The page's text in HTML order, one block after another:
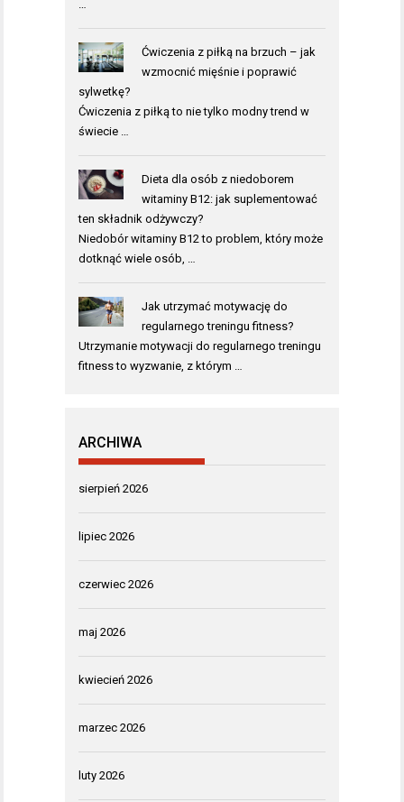
…
Ćwiczenia z piłką na brzuch – jak
wzmocnić mięśnie i poprawić
sylwetkę?
Ćwiczenia z piłką to nie tylko modny trend w
świecie …
Dieta dla osób z niedoborem
witaminy B12: jak suplementować
ten składnik odżywczy?
Niedobór witaminy B12 to problem, który może
dotknąć wiele osób, …
Jak utrzymać motywację do
regularnego treningu fitness?
Utrzymanie motywacji do regularnego treningu
fitness to wyzwanie, z którym …
ARCHIWA
sierpień 2026
lipiec 2026
czerwiec 2026
maj 2026
kwiecień 2026
marzec 2026
luty 2026